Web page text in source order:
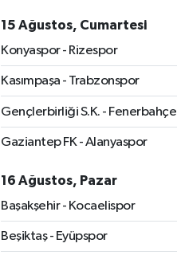
15 Ağustos, Cumartesi
Konyaspor - Rizespor
Kasımpaşa - Trabzonspor
Gençlerbirliği S.K. - Fenerbahçe
Gaziantep FK - Alanyaspor
16 Ağustos, Pazar
Başakşehir - Kocaelispor
Beşiktaş - Eyüpspor